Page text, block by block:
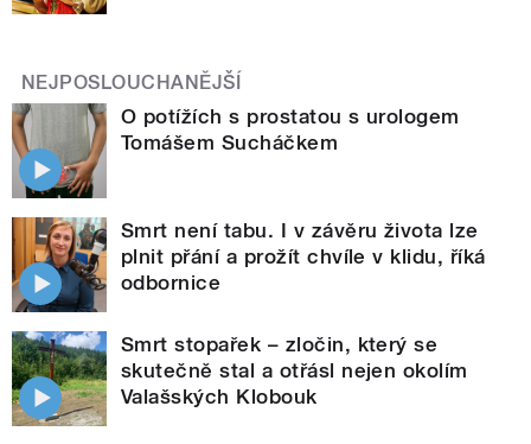
NEJPOSLOUCHANĚJŠÍ
O potížích s prostatou s urologem
Tomášem Sucháčkem
Smrt není tabu. I v závěru života lze
plnit přání a prožít chvíle v klidu, říká
odbornice
Smrt stopařek – zločin, který se
skutečně stal a otřásl nejen okolím
Valašských Klobouk